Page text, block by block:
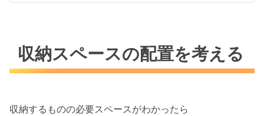
収納スペースの配置を考える
収納するものの必要スペースがわかったら